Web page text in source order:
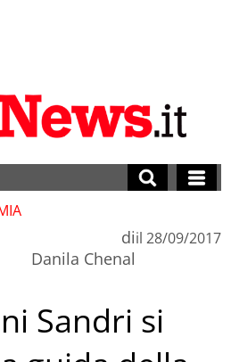
di
Danila Chenal
il 28/09/2017
Sandri si